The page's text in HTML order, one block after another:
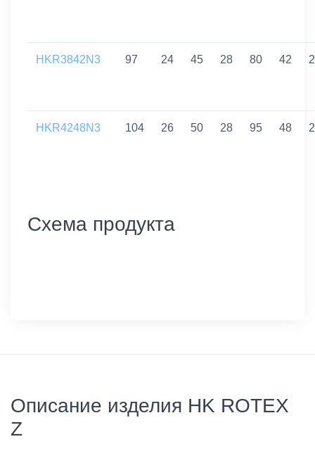
HKR3842N3 97 24 45 28 80 42
HKR4248N3 104 26 50 28 95 48
Схема продукта
Описание изделия HK ROTEX
Z